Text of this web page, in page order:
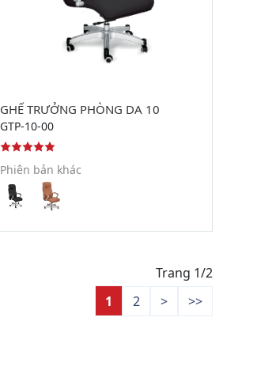
GHẾ TRƯỞNG PHÒNG DA 10
GTP-10-00
Phiên bản khác
Trang 1/2
1
2 > >>